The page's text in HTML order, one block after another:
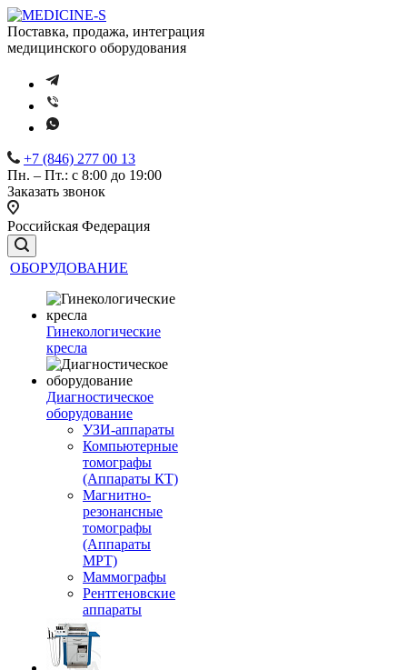
Поставка, продажа, интеграция
медицинского оборудования
+7 (846) 277 00 13
Пн. – Пт.: с 8:00 до 19:00
Заказать звонок
Российская Федерация
ОБОРУДОВАНИЕ
Гинекологические
кресла
Диагностическое
оборудование
УЗИ-аппараты
Компьютерные
томографы
(Аппараты КТ)
Магнитно-
резонансные
томографы
(Аппараты
МРТ)
Маммографы
Рентгеновские
аппараты